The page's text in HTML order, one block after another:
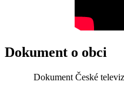
Dokument o obci
Dokument České